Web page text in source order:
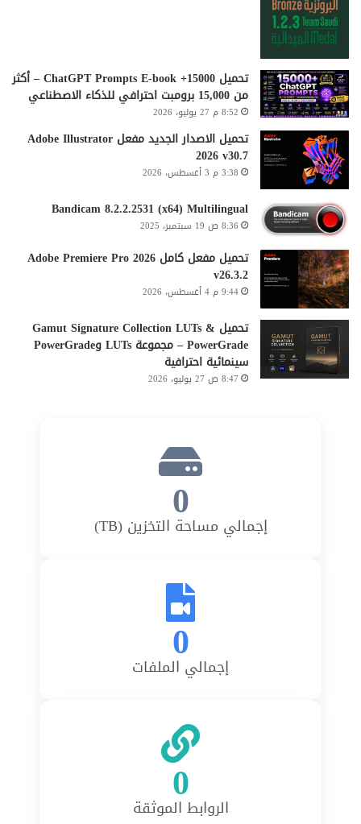
تحميل 15000+ ChatGPT Prompts E-book – أكثر
من 15,000 برومبت احترافي للذكاء الاصطناعي
8:52 م 27 يوليو، 2026
تحميل الاصدار الجديد مفعل Adobe Illustrator
2026 v30.7
3:38 م 3 أغسطس، 2026
Bandicam 8.2.2.2531 (x64) Multilingual
8:36 ص 19 سبتمبر، 2025
تحميل مفعل كامل Adobe Premiere Pro 2026
v26.3.2
9:44 م 4 أغسطس، 2026
تحميل Gamut Signature Collection LUTs &
PowerGrade – مجموعة LUTs وPowerGrade
سينمائية احترافية
8:47 ص 27 يوليو، 2026
0
إجمالي مساحة التخزين (TB)
0
إجمالي الملفات
0
الروابط الموثقة